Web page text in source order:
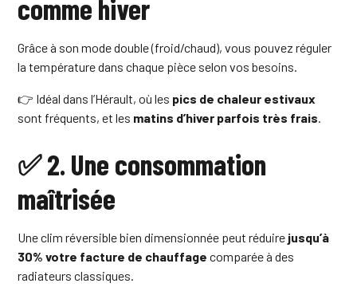
comme hiver
Grâce à son mode double (froid/chaud), vous pouvez réguler
la température dans chaque pièce selon vos besoins.
👉 Idéal dans l’Hérault, où les pics de chaleur estivaux
sont fréquents, et les matins d’hiver parfois très frais
✅ 2. Une consommation
maîtrisée
Une clim réversible bien dimensionnée peut réduire jusqu’à
30% votre facture de chauffage comparée à des
radiateurs classiques.